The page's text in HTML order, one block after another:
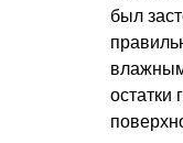
был
остатки